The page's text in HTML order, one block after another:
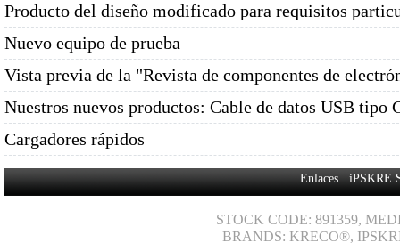
Producto del diseño modificado para requisitos
Nuevo equipo de prueba
Vista previa de la "Revista de componentes de
Nuestros nuevos productos: Cable de datos USB tipo
Cargadores rápidos
EnlacesiPSKRE
STOCK CODE: 891359,
BRANDS: KRECO®,